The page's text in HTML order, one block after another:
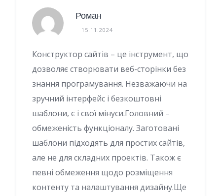
Роман
15.11.2024
Конструктор сайтів – це інструмент, що
дозволяє створювати веб-сторінки без
знання програмування. Незважаючи на
зручний інтерфейс і безкоштовні
шаблони, є і свої мінуси.Головний –
обмеженість функціоналу. Заготовані
шаблони підходять для простих сайтів,
але не для складних проектів. Також є
певні обмеження щодо розміщення
контенту та налаштування дизайну.Ще